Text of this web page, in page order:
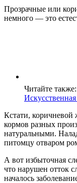
Прозрачные или
немного — это
Читайте также:
Кстати, коричневой
кормов разных
натуральными.
питомцу отваром
А вот избыточная
что нарушен отток
началось